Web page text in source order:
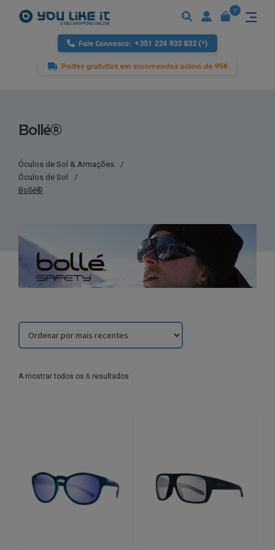
Fale Connosco: +351 224 933 832 (*)
Portes gratuitos em encomendas acima de 95€
0
Bollé®
Óculos de Sol & Armações
/
Óculos de Sol
/
Bollé®
A mostrar todos os 6 resultados